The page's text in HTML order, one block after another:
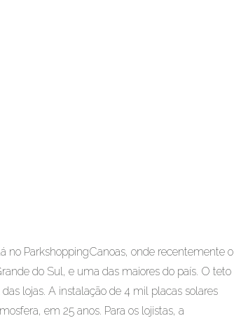
no ParkshoppingCanoas, onde recentemente o
do Sul, e uma das maiores do país. O teto
lojas. A instalação de 4 mil placas solares
em 25 anos. Para os lojistas, a